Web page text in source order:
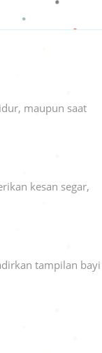
maupun saat
kesan segar,
tampilan bayi